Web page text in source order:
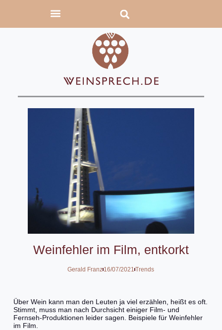
Weinfehler im Film, entkorkt
Gerald Franz16/07/2021Trends
Über Wein kann man den Leuten ja viel erzählen, heißt es oft.
Stimmt, muss man nach Durchsicht einiger Film- und
Fernseh-Produktionen leider sagen. Beispiele für Weinfehler
im Film.